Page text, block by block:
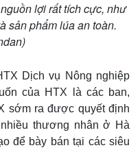
lợi rất tích cực, như
sản phẩm lúa an toàn.
Dịch vụ Nông nghiệp
của HTX là các ban,
sớm ra được quyết định
thương nhân ở Hà
để bày bán tại các siêu